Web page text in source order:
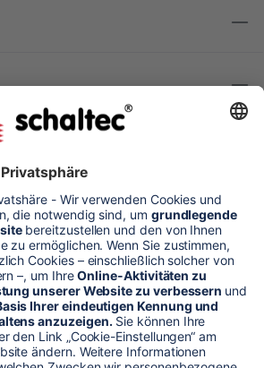
zzgl. Mehrwertsteuer und Versandkosten